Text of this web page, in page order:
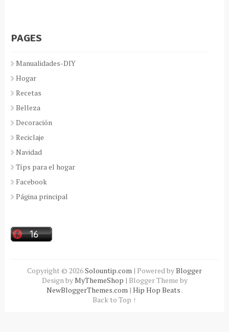
PAGES
Manualidades-DIY
Hogar
Recetas
Belleza
Decoración
Reciclaje
Navidad
Típs para el hogar
Facebook
Página principal
Copyright © 2026Solountip.com | Powered byBlogger
Design byMyThemeShop | Blogger Theme by
NewBloggerThemes.com | Hip Hop Beats .
Back to Top ↑